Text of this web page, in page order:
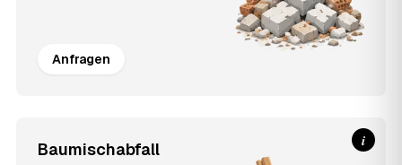
Anfragen
Baumischabfall i